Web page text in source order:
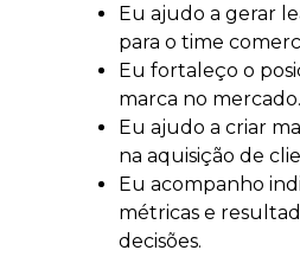
Eu ajudo a gerar
para o time
Eu fortaleço o
marca no mercado.
Eu ajudo a criar
na aquisição de
Eu acompanho
métricas e
decisões.